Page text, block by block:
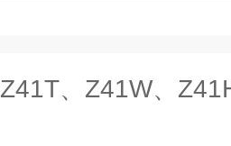
Z41T、Z41W、